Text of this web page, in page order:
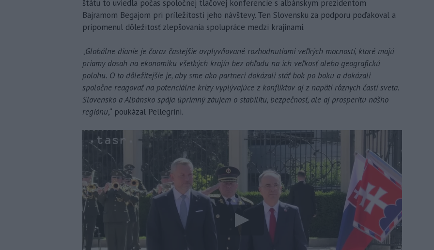
štátu to uviedla počas spoločnej tlačovej konferencie s albánskym prezidentom
Bajramom Begajom pri príležitosti jeho návštevy. Ten Slovensku za podporu poďakoval a
pripomenul dôležitosť zlepšovania spolupráce medzi krajinami.
„Globálne dianie je čoraz častejšie ovplyvňované rozhodnutiami veľkých mocností, ktoré majú
priamy dosah na ekonomiku všetkých krajín bez ohľadu na ich veľkosť alebo geografickú
polohu. O to dôležitejšie je, aby sme ako partneri dokázali stáť bok po boku a dokázali
spoločne reagovať na potenciálne krízy vyplývajúce z konfliktov aj z napätí rôznych častí sveta.
Slovensko a Albánsko spája úprimný záujem o stabilitu, bezpečnosť, ale aj prosperitu nášho
regiónu,“ poukázal Pellegrini.